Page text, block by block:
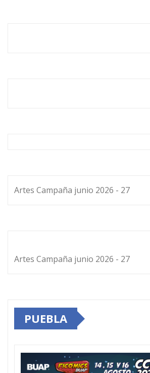
Artes Campaña junio 2026 - 27
Artes Campaña junio 2026 - 27
PUEBLA